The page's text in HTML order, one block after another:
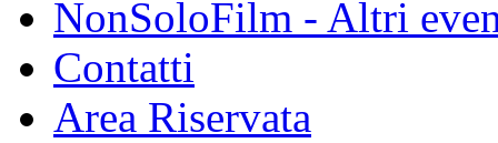
NonSoloFilm - Altri
Contatti
Area Riservata